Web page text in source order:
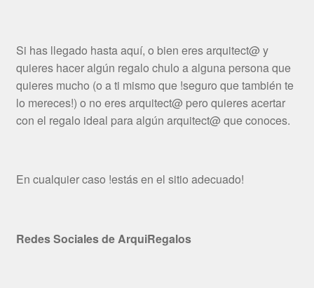
Si has llegado hasta aquí, o bien eres arquitect@ y
quieres hacer algún regalo chulo a alguna persona que
quieres mucho (o a ti mismo que !seguro que también te
lo mereces!) o no eres arquitect@ pero quieres acertar
con el regalo ideal para algún arquitect@ que conoces.
En cualquier caso !estás en el sitio adecuado!
Redes Sociales de ArquiRegalos